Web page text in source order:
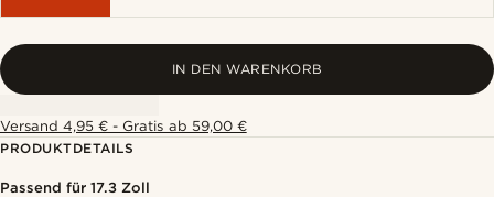
IN DEN WARENKORB
Versand 4,95 € - Gratis ab 59,00 €
PRODUKTDETAILS
Passend für 17.3 Zoll